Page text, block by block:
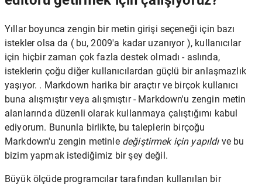
Yıllar boyunca zengin bir metin girişi seçeneği için bazı
istekler olsa da ( bu, 2009'a kadar uzanıyor ), kullanıcılar
için hiçbir zaman çok fazla destek olmadı - aslında,
isteklerin çoğu diğer kullanıcılardan güçlü bir anlaşmazlık
yaşıyor. . Markdown harika bir araçtır ve birçok kullanıcı
buna alışmıştır veya alışmıştır - Markdown'u zengin metin
alanlarında düzenli olarak kullanmaya çalıştığımı kabul
ediyorum. Bununla birlikte, bu taleplerin birçoğu
Markdown'u zengin metinle değiştirmek için yapıldıve bu
bizim yapmak istediğimiz bir şey değil.
Büyük ölçüde programcılar tarafından kullanılan bir